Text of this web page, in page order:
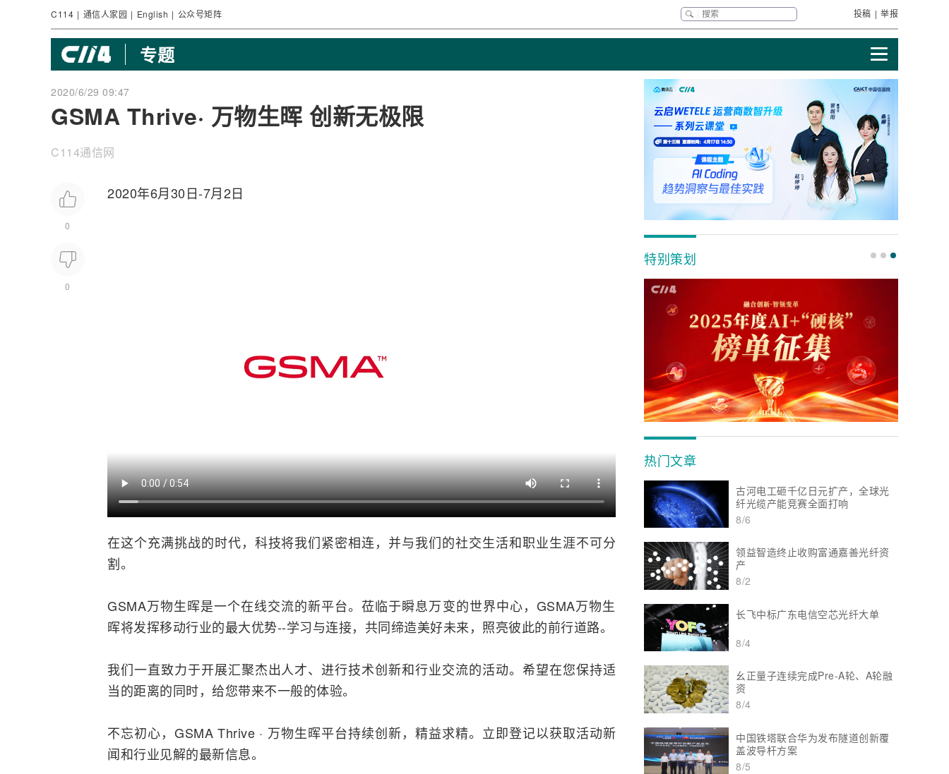
C114 | 通信人家园 | English | 公众号矩阵 投稿 | 举报
专题
2020/6/29 09:47
GSMA Thrive· 万物生晖 创新无极限
C114通信网
0
0
2020年6月30日-7月2日
在这个充满挑战的时代，科技将我们紧密相连，并与我们的社交生活和职业生涯不可分
割。
GSMA万物生晖是一个在线交流的新平台。莅临于瞬息万变的世界中心，GSMA万物生
晖将发挥移动行业的最大优势--学习与连接，共同缔造美好未来，照亮彼此的前行道路。
我们一直致力于开展汇聚杰出人才、进行技术创新和行业交流的活动。希望在您保持适
当的距离的同时，给您带来不一般的体验。
不忘初心，GSMA Thrive · 万物生晖平台持续创新，精益求精。立即登记以获取活动新
闻和行业见解的最新信息。
特别策划
热门文章
古河电工砸千亿日元扩产，全球光
纤光缆产能竞赛全面打响
8/6
领益智造终止收购富通嘉善光纤资
产
8/2
长飞中标广东电信空芯光纤大单
8/4
幺正量子连续完成Pre-A轮、A轮融
资
8/4
中国铁塔联合华为发布隧道创新覆
盖波导杆方案
8/5